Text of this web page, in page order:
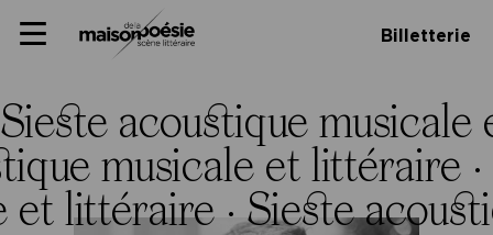
Panneau de gestion des cookies
to
Primary
Billetterie
Sieste acoustique
musicale et littéraire ·
et littéraire ·Sieste